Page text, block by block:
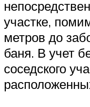
участке,
метров до
баня. В учет
соседского